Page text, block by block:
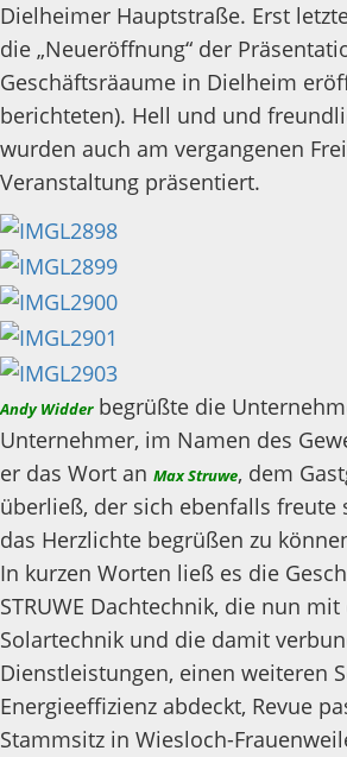
Dielheimer Hauptstraße. Erst
die „Neueröffnung“ der
Geschäftsräaume in Dielheim
berichteten). Hell und und
wurden auch am vergangenen
Veranstaltung präsentiert.
Andy Widderbegrüßte die
Unternehmer, im Namen des
er das Wort an Max Struwe, dem
überließ, der sich ebenfalls freute
das Herzlichte begrüßen zu
In kurzen Worten ließ es die
STRUWE Dachtechnik, die nun
Solartechnik und die damit
Dienstleistungen, einen weiteren
Energieeffizienz abdeckt, Revue
Stammsitz in Wiesloch-